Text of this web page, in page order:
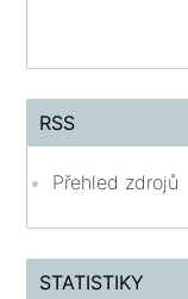
RSS
Přehled zdrojů
STATISTIKY